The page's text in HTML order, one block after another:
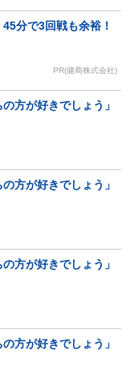
分で3回戦も余裕！
PR(健商株式会社)
方が好きでしょう」
方が好きでしょう」
方が好きでしょう」
方が好きでしょう」